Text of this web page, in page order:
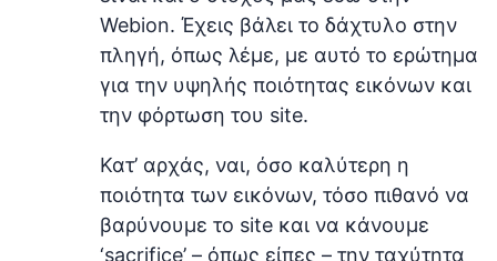
Webion. Έχεις βάλει το δάχτυλο στην
πληγή, όπως λέμε, με αυτό το ερώτημα
για την υψηλής ποιότητας εικόνων και
την φόρτωση του site.
Κατ’ αρχάς, ναι, όσο καλύτερη η
ποιότητα των εικόνων, τόσο πιθανό να
βαρύνουμε το site και να κάνουμε
‘sacrifice’ – όπως είπες – την ταχύτητα